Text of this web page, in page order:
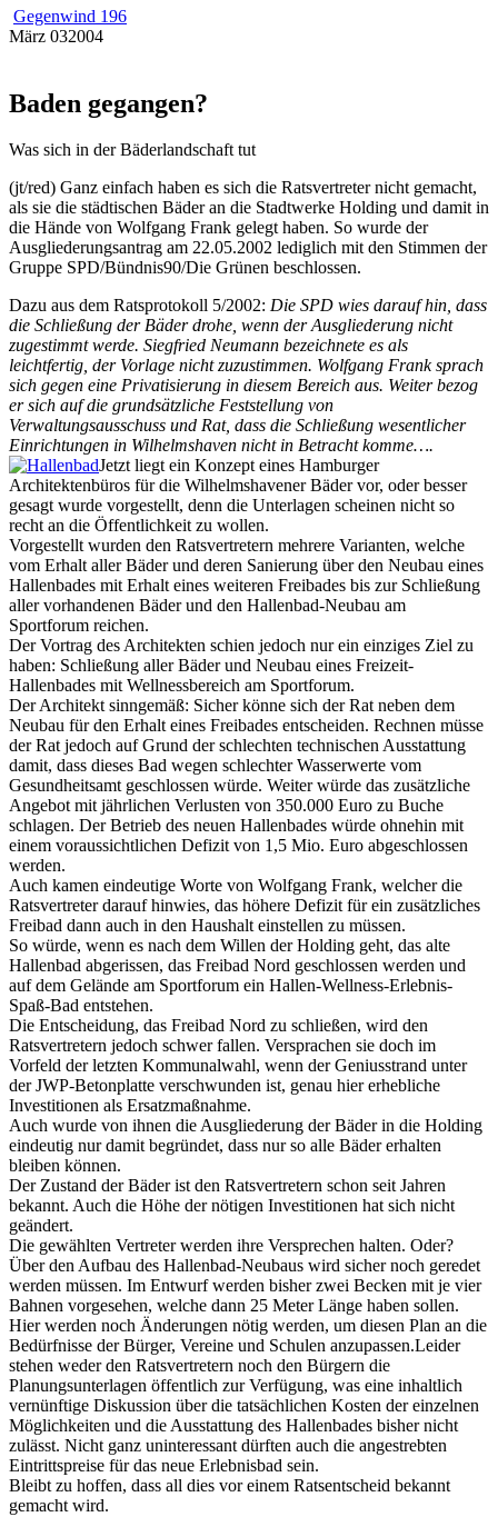
Gegenwind 196
März 032004
Baden gegangen?
Was sich in der Bäderlandschaft tut
(jt/red) Ganz einfach haben es sich die Ratsvertreter nicht gemacht,
als sie die städtischen Bäder an die Stadtwerke Holding und damit in
die Hände von Wolfgang Frank gelegt haben. So wurde der
Ausgliederungsantrag am 22.05.2002 lediglich mit den Stimmen der
Gruppe SPD/Bündnis90/Die Grünen beschlossen.
Dazu aus dem Ratsprotokoll 5/2002: Die SPD wies darauf hin, dass
die Schließung der Bäder drohe, wenn der Ausgliederung nicht
zugestimmt werde. Siegfried Neumann bezeichnete es als
leichtfertig, der Vorlage nicht zuzustimmen. Wolfgang Frank sprach
sich gegen eine Privatisierung in diesem Bereich aus. Weiter bezog
er sich auf die grundsätzliche Feststellung von
Verwaltungsausschuss und Rat, dass die Schließung wesentlicher
Einrichtungen in Wilhelmshaven nicht in Betracht komme….
Jetzt liegt ein Konzept eines Hamburger
Architektenbüros für die Wilhelmshavener Bäder vor, oder besser
gesagt wurde vorgestellt, denn die Unterlagen scheinen nicht so
recht an die Öffentlichkeit zu wollen.
Vorgestellt wurden den Ratsvertretern mehrere Varianten, welche
vom Erhalt aller Bäder und deren Sanierung über den Neubau eines
Hallenbades mit Erhalt eines weiteren Freibades bis zur Schließung
aller vorhandenen Bäder und den Hallenbad-Neubau am
Sportforum reichen.
Der Vortrag des Architekten schien jedoch nur ein einziges Ziel zu
haben: Schließung aller Bäder und Neubau eines Freizeit-
Hallenbades mit Wellnessbereich am Sportforum.
Der Architekt sinngemäß: Sicher könne sich der Rat neben dem
Neubau für den Erhalt eines Freibades entscheiden. Rechnen müsse
der Rat jedoch auf Grund der schlechten technischen Ausstattung
damit, dass dieses Bad wegen schlechter Wasserwerte vom
Gesundheitsamt geschlossen würde. Weiter würde das zusätzliche
Angebot mit jährlichen Verlusten von 350.000 Euro zu Buche
schlagen. Der Betrieb des neuen Hallenbades würde ohnehin mit
einem voraussichtlichen Defizit von 1,5 Mio. Euro abgeschlossen
werden.
Auch kamen eindeutige Worte von Wolfgang Frank, welcher die
Ratsvertreter darauf hinwies, das höhere Defizit für ein zusätzliches
Freibad dann auch in den Haushalt einstellen zu müssen.
So würde, wenn es nach dem Willen der Holding geht, das alte
Hallenbad abgerissen, das Freibad Nord geschlossen werden und
auf dem Gelände am Sportforum ein Hallen-Wellness-Erlebnis-
Spaß-Bad entstehen.
Die Entscheidung, das Freibad Nord zu schließen, wird den
Ratsvertretern jedoch schwer fallen. Versprachen sie doch im
Vorfeld der letzten Kommunalwahl, wenn der Geniusstrand unter
der JWP-Betonplatte verschwunden ist, genau hier erhebliche
Investitionen als Ersatzmaßnahme.
Auch wurde von ihnen die Ausgliederung der Bäder in die Holding
eindeutig nur damit begründet, dass nur so alle Bäder erhalten
bleiben können.
Der Zustand der Bäder ist den Ratsvertretern schon seit Jahren
bekannt. Auch die Höhe der nötigen Investitionen hat sich nicht
geändert.
Die gewählten Vertreter werden ihre Versprechen halten. Oder?
Über den Aufbau des Hallenbad-Neubaus wird sicher noch geredet
werden müssen. Im Entwurf werden bisher zwei Becken mit je vier
Bahnen vorgesehen, welche dann 25 Meter Länge haben sollen.
Hier werden noch Änderungen nötig werden, um diesen Plan an die
Bedürfnisse der Bürger, Vereine und Schulen anzupassen.Leider
stehen weder den Ratsvertretern noch den Bürgern die
Planungsunterlagen öffentlich zur Verfügung, was eine inhaltlich
vernünftige Diskussion über die tatsächlichen Kosten der einzelnen
Möglichkeiten und die Ausstattung des Hallenbades bisher nicht
zulässt. Nicht ganz uninteressant dürften auch die angestrebten
Eintrittspreise für das neue Erlebnisbad sein.
Bleibt zu hoffen, dass all dies vor einem Ratsentscheid bekannt
gemacht wird.